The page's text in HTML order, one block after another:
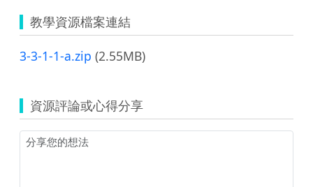
教學資源檔案連結
3-3-1-1-a.zip (2.55MB)
資源評論或心得分享